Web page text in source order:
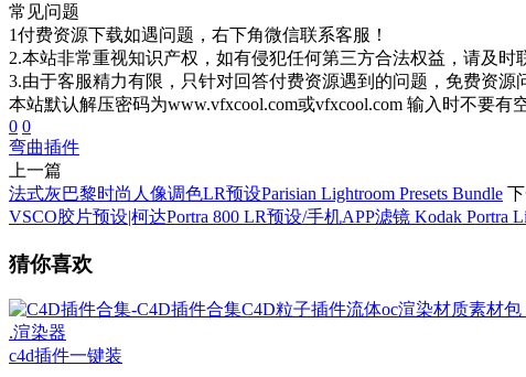
常见问题
1付费资源下载如遇问题，右下角微信联系客服！
2.本站非常重视知识产权，如有侵犯任何第三方合法权益，请及时
3.由于客服精力有限，只针对回答付费资源遇到的问题，免费资源
本站默认解压密码为www.vfxcool.com或vfxcool.com 输入时不要有
0 0
弯曲插件
上一篇
法式灰巴黎时尚人像调色LR预设Parisian Lightroom Presets Bundle
VSCO胶片预设|柯达Portra 800 LR预设/手机APP滤镜 Kodak Portra
猜你喜欢
.渲染器
c4d插件一键装